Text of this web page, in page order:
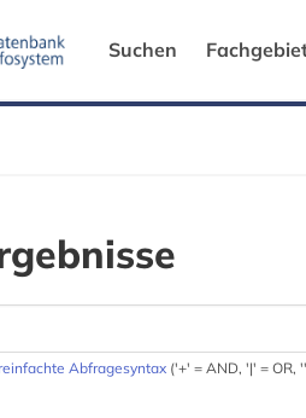
Suchen
Abfragesyntax ('+' = AND, '|' = OR,